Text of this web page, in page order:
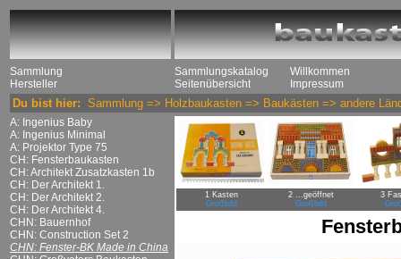
Sammlung
Hersteller
Sammlungskatalog
Seitenübersicht
Willkommen
Impressum
Du bist hier: Sammlung => Holzbaukasten => Baukästen => andere
A: Ingenius Baby
A: Ingenius Minimal
A: Projektor Type 75
CH: Fensterbaukasten
CH: Architekt Zusatzkasten 1b
CH: Der Architekt 1.
CH: Der Architekt 2.
CH: Der Architekt 4.
CHN: Bauernhof
CHN: Construction Set 2
CHN: Fenster-BK Made in China
1 Kasten
Großbild
2 ...geöffnet
Großbild
3